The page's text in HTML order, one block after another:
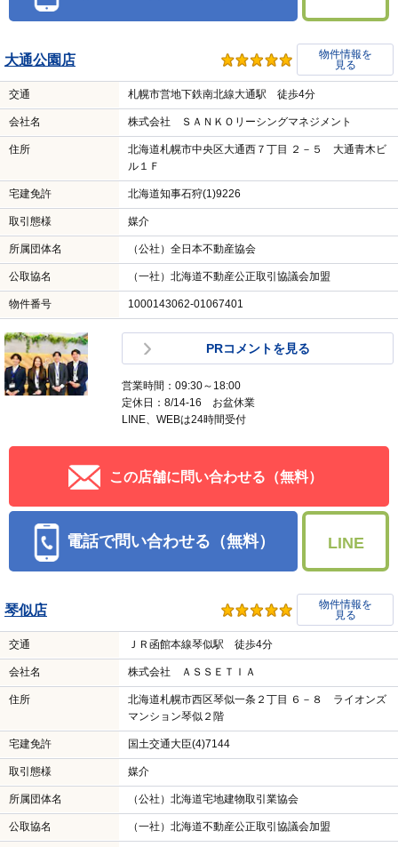
大通公園店
物件情報を
見る
交通 札幌市営地下鉄南北線大通駅 徒歩4分
会社名 株式会社 ＳＡＮＫＯリーシングマネジメント
住所
北海道札幌市中央区大通西７丁目 ２－５ 大通青木ビ
ル１Ｆ
宅建免許 北海道知事石狩(1)9226
取引態様 媒介
所属団体名 （公社）全日本不動産協会
公取協名 （一社）北海道不動産公正取引協議会加盟
物件番号 1000143062-01067401
PRコメントを見る
営業時間：09:30～18:00
定休日：8/14-16 お盆休業
LINE、WEBは24時間受付
この店舗に問い合わせる（無料）
電話で問い合わせる（無料） LINE
琴似店
物件情報を
見る
交通 ＪＲ函館本線琴似駅 徒歩4分
会社名 株式会社 ＡＳＳＥＴＩＡ
住所
北海道札幌市西区琴似一条２丁目 ６－８ ライオンズ
マンション琴似２階
宅建免許 国土交通大臣(4)7144
取引態様 媒介
所属団体名 （公社）北海道宅地建物取引業協会
公取協名 （一社）北海道不動産公正取引協議会加盟